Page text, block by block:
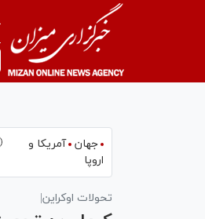
جهان آمریکا و
اروپا
تحولات اوکراین|